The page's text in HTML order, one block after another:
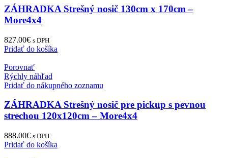
ZÁHRADKA Strešný nosič 130cm x 170cm –
More4x4
827.00€ s DPH
Pridať do košíka
Porovnať
Rýchly náhľad
Pridať do nákupného zoznamu
ZÁHRADKA Strešný nosič pre pickup s pevnou
strechou 120x120cm – More4x4
888.00€ s DPH
Pridať do košíka